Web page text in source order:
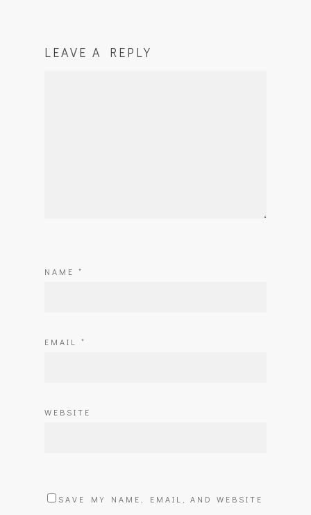
LEAVE A REPLY
NAME *
EMAIL *
WEBSITE
SAVE MY NAME, EMAIL, AND WEBSITE